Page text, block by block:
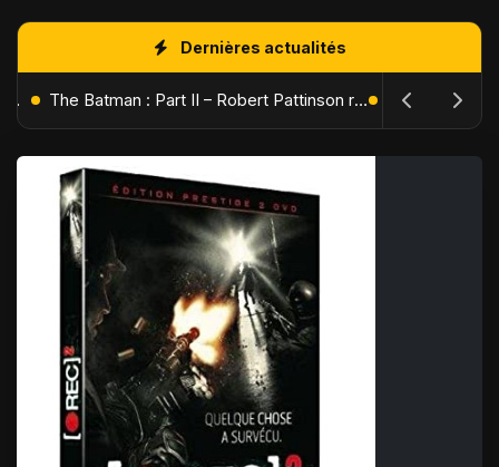
Dernières actualités
L'Âge de Glace : Le Réveil du Volcan – Manny, Sid et Diego de retour pour une aventure explosive The Batman : Part II – Robert Pattinson replonge dans les ténèbres de Gotham dès octobre 2027